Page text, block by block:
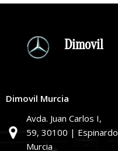
Dimovil
Dimovil Murcia
Avda. Juan Carlos I,
59, 30100 | Espinardo
Murcia